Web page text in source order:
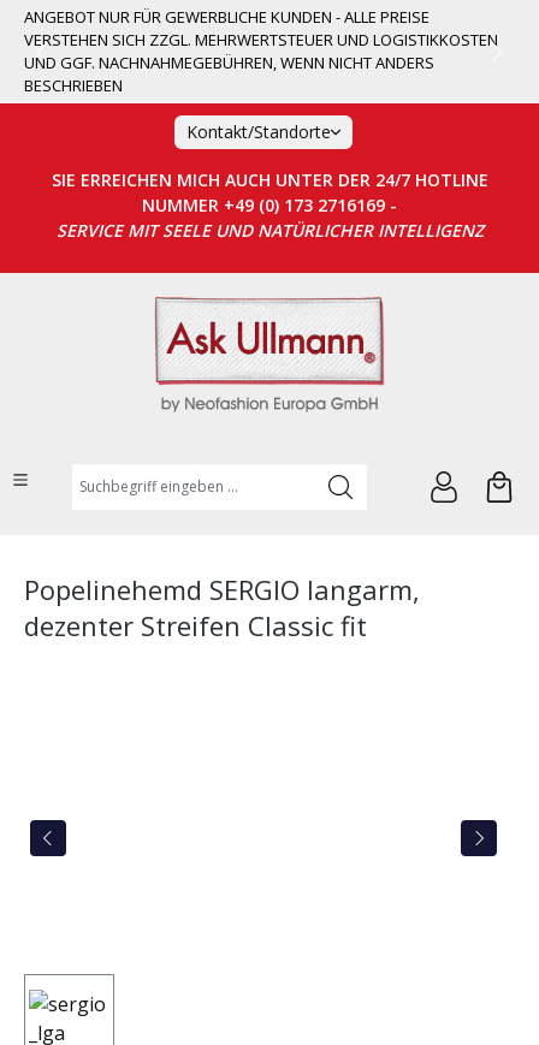
springen
ANGEBOT NUR FÜR GEWERBLICHE KUNDEN - ALLE PREISE
VERSTEHEN SICH ZZGL. MEHRWERTSTEUER UND LOGISTIKKOSTEN
UND GGF. NACHNAHMEGEBÜHREN, WENN NICHT ANDERS
BESCHRIEBEN
Kontakt/Standorte
SIE ERREICHEN MICH AUCH UNTER DER 24/7 HOTLINE
NUMMER +49 (0) 173 2716169 -
SERVICE MIT SEELE UND NATÜRLICHER INTELLIGENZ
Suchbegriff eingeben ...
Popelinehemd SERGIO langarm,
dezenter Streifen Classic fit